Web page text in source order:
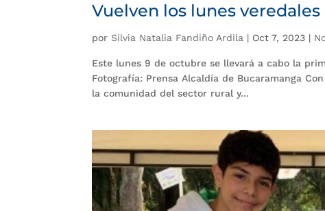
Vuelven los lunes veredales
por Silvia Natalia Fandiño Ardila | Oct 7, 2023 |
Este lunes 9 de octubre se llevará a cabo la
Fotografía: Prensa Alcaldía de Bucaramanga
la comunidad del sector rural y...